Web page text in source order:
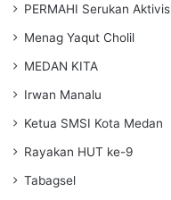
PERMAHI Serukan Aktivis
Menag Yaqut Cholil
MEDAN KITA
Irwan Manalu
Ketua SMSI Kota Medan
Rayakan HUT ke-9
Tabagsel